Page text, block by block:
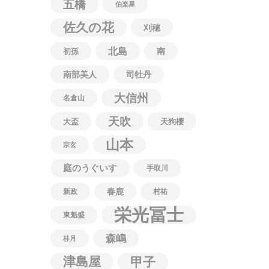
五橋 伯楽星
佐久の花 刈穂
初孫 北島 南
南部美人 司牡丹
名倉山 大信州
大盃 天吹 天狗櫻
宗玄 山本
庭のうぐいす 手取川
新政 春鹿 村祐
東魁盛 栄光冨士
桂月 森嶋
津島屋 甲子